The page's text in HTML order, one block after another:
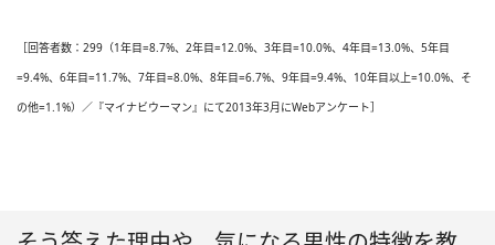
［回答者数：299（1年目=8.7%、2年目=12.0%、3年目=10.0%、4年目=13.0%、5年目
=9.4%、6年目=11.7%、7年目=8.0%、8年目=6.7%、9年目=9.4%、10年目以上=10.0%、そ
の他=1.1%）／『マイナビウーマン』にて2013年3月にWebアンケート］